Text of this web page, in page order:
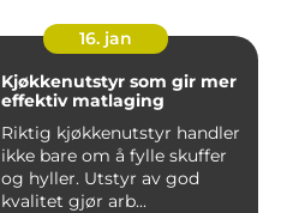
16. jan
Kjøkkenutstyr som gir mer
effektiv matlaging
Riktig kjøkkenutstyr handler
ikke bare om å fylle skuffer
og hyller. Utstyr av god
kvalitet gjør arb...